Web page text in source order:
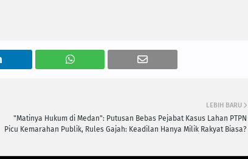
LEBIH BARU
"Matinya Hukum di Medan": Putusan Bebas Pejabat Kasus Lahan PTPN
Picu Kemarahan Publik, Rules Gajah: Keadilan Hanya Milik Rakyat Biasa?